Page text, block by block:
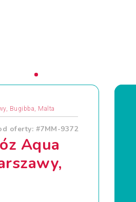
Bugibba, Malta
oferty: #7MM-9372
Aqua